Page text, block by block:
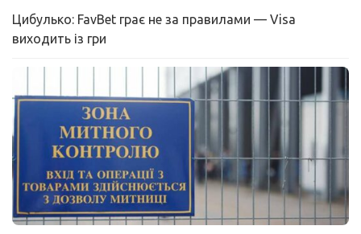
Цибулько: FavBet грає не за правилами — Visa
виходить із гри